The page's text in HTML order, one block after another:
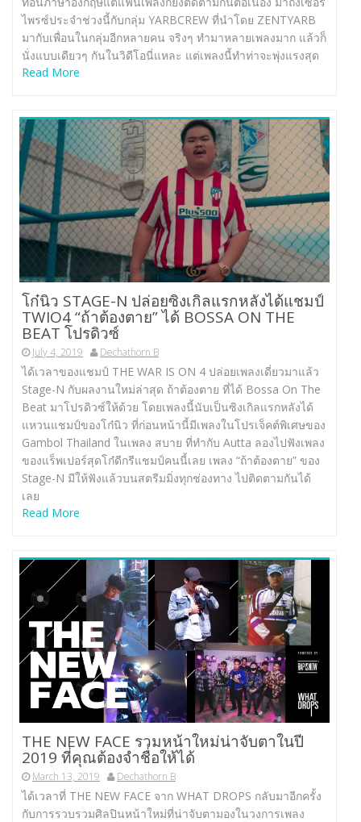
ไพรซ์ประจำช่วงนี้กับกลุ่ม YARBCREW ที่นำโดย ZENTYARB
มากับเพื่อนในกลุ่มอีกหลายคน จริงๆ ทำมาหลายเพลงมาก แล้วก็
นั่งแบบเดียวๆ กันในวิดีโอนี่แหละ แต่เพลงนี้ทำท่าจะพุ่งแรงสุด
Read More
โก๋นิว STAGE-N ปล่อยซิงเกิลแรกหลังได้แชมป์
TWIO4 “ถ้าต้องตาย” ได้ BOSSA ON THE
BEAT โปรดิวซ์
July 4, 2019 Dechathorn B
ได้เวลาของแชมป์ THE WAR IS ON 4 ปล่อยเพลงเดี่ยวมาแล้ว
Stage-N กับผลงานใหม่ล่าสุด ถ้าต้องตาย ที่ได้ Bossa On The
Beat มาโปรดิวซ์ให้ด้วย โดยเพลงนี้นับเป็นซิงเกิลแรกหลังได้
แหวนแชมป์ของโก๋นิว ที่ก่อนหน้านี้มีเพลงในโปรเจ็คต์พิเศษของ
Gambol Thailand ในเพลง สบาย ที่ทำกับ Autta ลองไปฟังเพลง
ของแร็พเปอร์สุดโก๋ดีกรีแชมป์คนนี้เลย เพลง “ถ้าต้องตาย” ของ
Stage-N มีให้ฟังแล้วบนสตรีมมิ่งทุกช่องทาง ไปติดตามกันได้
เลย
Read More
THE NEW FACE รวมหน้าใหม่น่าจับตาในปี
2019 ที่คุณต้องจำชื่อให้ได้
March 13, 2019 Dechathorn B
ได้เวลาที่ THE NEW FACE จาก WHAT DROPS กลับมาอีกครั้ง
กับการรวบรวมศิลปินหน้าใหม่ที่น่าจับตามองในวงการเพลง